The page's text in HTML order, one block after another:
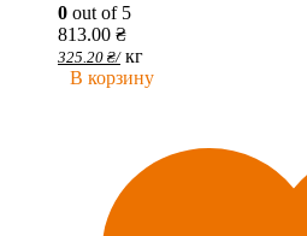
0 out of 5
813.00 ₴
325.20 ₴/ кг
В корзину